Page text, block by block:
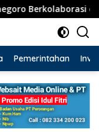
dengan
Pemerintahan